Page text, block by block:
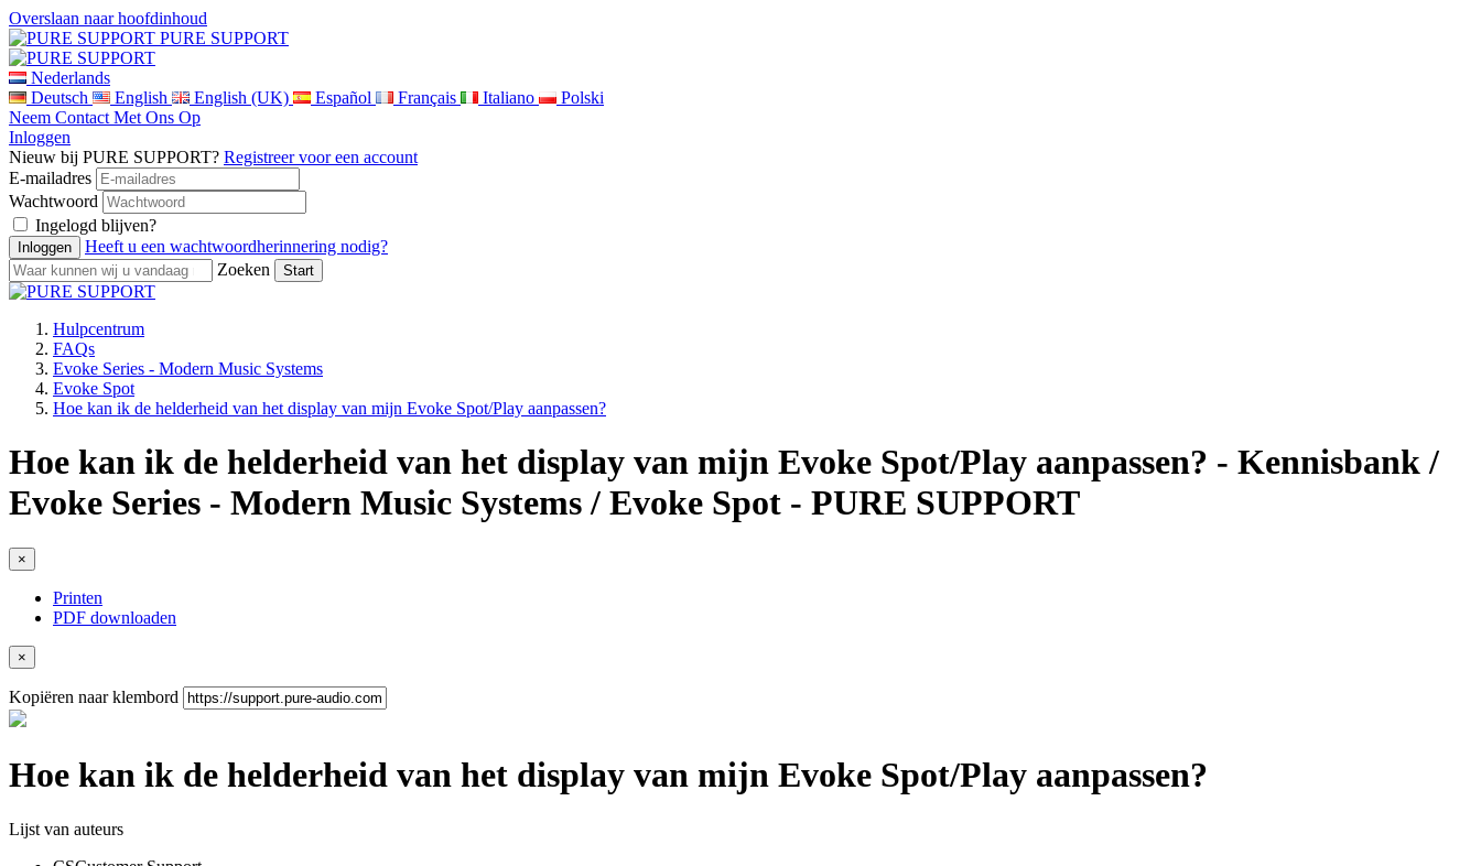
Overslaan naar hoofdinhoud
PURE SUPPORT
Nederlands
Deutsch
English English (UK) Español Français Italiano
Polski
Neem Contact Met Ons Op
Inloggen
Nieuw bij PURE SUPPORT? Registreer voor een account
E-mailadres
Wachtwoord
Ingelogd blijven?
Heeft u een wachtwoordherinnering nodig?
Zoeken
Hulpcentrum
FAQs
Evoke Series - Modern Music Systems
Evoke Spot
Hoe kan ik de helderheid van het display van mijn Evoke Spot/Play aanpassen?
Hoe kan ik de helderheid van het display van mijn Evoke Spot/Play aanpassen? - Kennisbank /
Evoke Series - Modern Music Systems / Evoke Spot - PURE SUPPORT
×
Printen
PDF downloaden
×
Kopiëren naar klembord
Hoe kan ik de helderheid van het display van mijn Evoke Spot/Play aanpassen?
Lijst van auteurs